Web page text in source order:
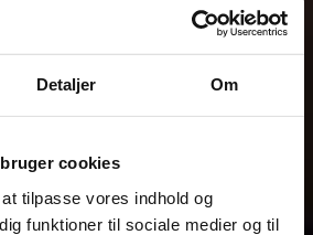
Detaljer Om
cookies
tilpasse vores indhold og
funktioner til sociale medier og til